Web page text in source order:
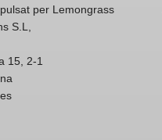
per Lemongrass
S.L,
15, 2-1